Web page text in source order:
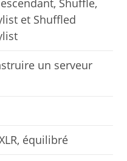
Shuffle,
et Shuffled
un serveur
équilibré